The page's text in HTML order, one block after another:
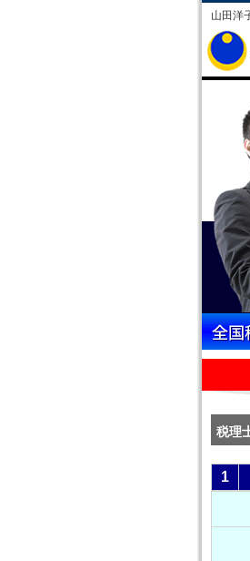
山田洋
税理
1